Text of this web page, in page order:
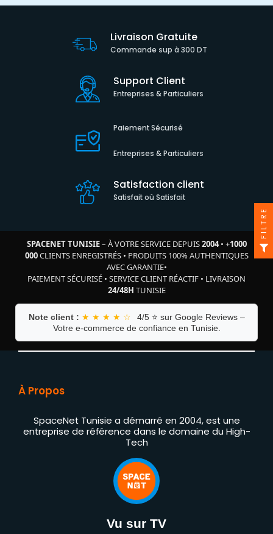
Livraison Gratuite
Commande sup à 300 DT
Support Client
Entreprises & Particuliers
Paiement Sécurisé
Entreprises & Particuliers
Satisfaction client
Satisfait où Satisfait
SPACENET TUNISIE– À VOTRE SERVICE DEPUIS2004• +1000
000CLIENTS ENREGISTRÉS• PRODUITS 100% AUTHENTIQUES
AVEC GARANTIE•
PAIEMENT SÉCURISÉ • SERVICE CLIENT RÉACTIF • LIVRAISON
24/48H TUNISIE
Note client : ★ ★ ★ ★ ☆
4/5 ⭐ sur Google Reviews –
Votre e-commerce de confiance en Tunisie.
À Propos
SpaceNet Tunisie a démarré en 2004, est une
entreprise de référence dans le domaine du High-
Tech
Vu sur TV
FILTRE